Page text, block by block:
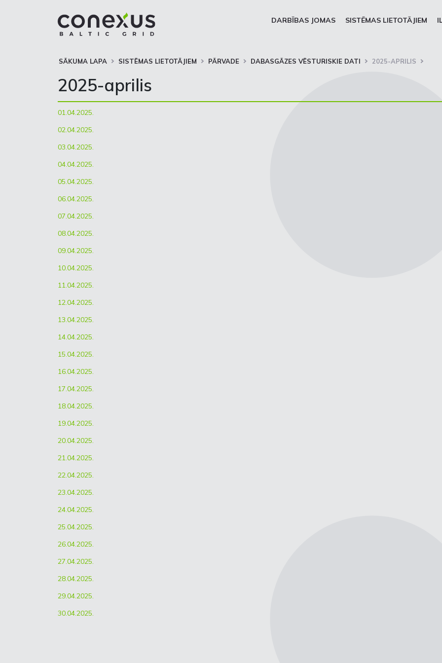
DARBĪBAS JOMAS SISTĒMAS LIETOTĀJIEM
SĀKUMA LAPA SISTĒMAS LIETOTĀJIEM PĀRVADE DABASGĀZES VĒSTURISKIE DATI 2025-APRILIS
2025-aprilis
01.04.2025.
02.04.2025.
03.04.2025.
04.04.2025.
05.04.2025.
06.04.2025.
07.04.2025.
08.04.2025.
09.04.2025.
10.04.2025.
11.04.2025.
12.04.2025.
13.04.2025.
14.04.2025.
15.04.2025.
16.04.2025.
17.04.2025.
18.04.2025.
19.04.2025.
20.04.2025.
21.04.2025.
22.04.2025.
23.04.2025.
24.04.2025.
25.04.2025.
26.04.2025.
27.04.2025.
28.04.2025.
29.04.2025.
30.04.2025.